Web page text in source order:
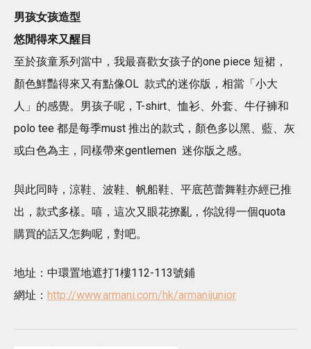
男孩女孩造型
悠閒得來又醒目
至於孩童系列當中，我最喜歡女孩子的one piece 短裙，
顏色鮮豔得來又有點像OL 款式的迷你版，相當「小大
人」的感覺。男孩子呢，T-shirt、恤衫、外套、牛仔褲和
polo tee 都是每季must 推出的款式，顏色多以黑、藍、灰
或白色為主，同樣帶來gentlemen 迷你版之感。
與此同時，涼鞋、波鞋、帆船鞋、平底芭蕾舞鞋亦經已推
出，款式多樣。嘻，這次又眼花撩亂，你說得一個quota
購買的話又怎夠呢，對吧。
地址：中環置地遮打1樓112-113號鋪
網址： http://www.armani.com/hk/armanijunior